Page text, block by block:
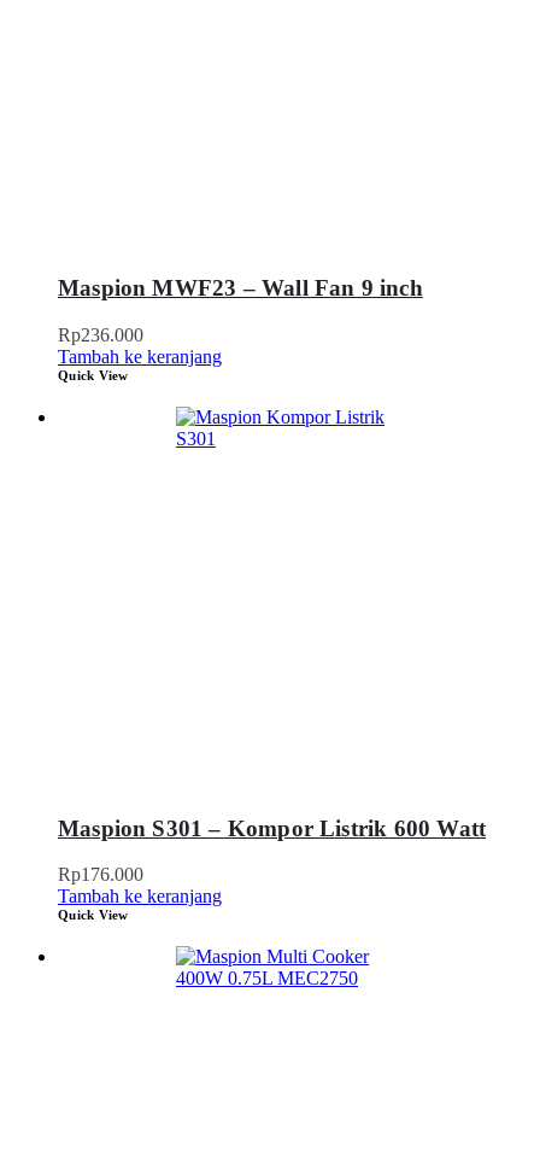
Maspion MWF23 – Wall Fan 9 inch
Rp236.000
Tambah ke keranjang
Quick View
Maspion S301 – Kompor Listrik 600 Watt
Rp176.000
Tambah ke keranjang
Quick View